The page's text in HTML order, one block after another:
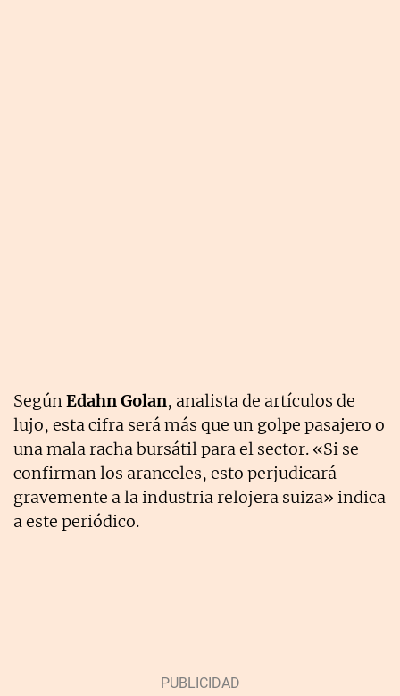
SegúnEdahn Golan, analista de artículos de
lujo, esta cifra será más que un golpe pasajero o
una mala racha bursátil para el sector. «Si se
confirman los aranceles, esto perjudicará
gravemente a la industria relojera suiza» indica
a este periódico.